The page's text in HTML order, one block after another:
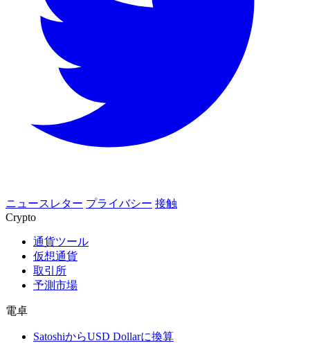
ニュースレター プライバシー 接触
Crypto
通貨ツール
仮想通貨
取引所
予測市場
電卓
SatoshiからUSD Dollarに換算